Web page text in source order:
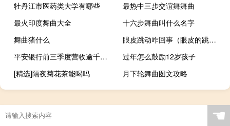
牡丹江市医药类大学有哪些
最热中三步交谊舞舞曲
最火印度舞曲大全
十六步舞曲叫什么名字
舞曲猪什么
眼皮跳动咋回事（眼皮的跳动怎么回事）
平安银行前三季度营收逾千亿元 实现净利润236.21亿元
过年怎么鼓励12岁孩子
[精选]隔夜菊花茶能喝吗
月下轮舞曲图文攻略
☚